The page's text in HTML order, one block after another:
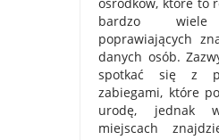
bardzo wiele
poprawiających
danych osób.
spotkać się z
zabiegami, które
urodę, jednak
miejscach